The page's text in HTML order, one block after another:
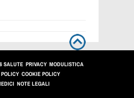
SALUTE PRIVACY MODULISTICA
COOKIE POLICY
NOTE LEGALI